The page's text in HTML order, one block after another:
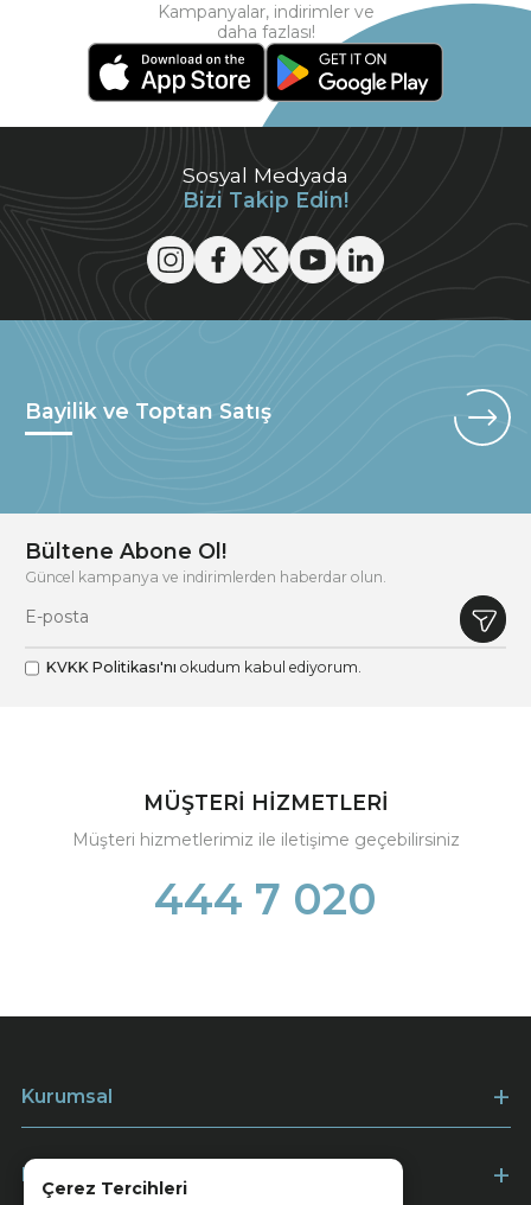
Çerez Tercihleri
Sosyal Medyada
Bizi Takip Edin!
Kampanyalar, indirimler ve
daha fazlası!
Bayilik ve Toptan Satış
Bültene Abone Ol!
Güncel kampanya ve indirimlerden haberdar olun.
KVKK Politikası'nı okudum kabul ediyorum.
MÜŞTERİ HİZMETLERİ
Müşteri hizmetlerimiz ile iletişime geçebilirsiniz
444 7 020
Kurumsal
Müşteri Hizmetleri